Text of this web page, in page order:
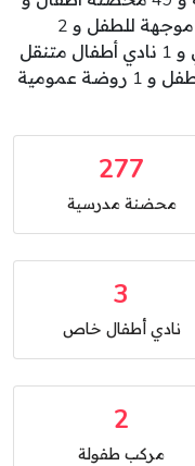
3 نادي أطفال خاص و 2 نادي اعلامية موجهة للطفل و 2
مركب طفولة و 2 نادي أطفال عمومي و 1 نادي أطفال متنقل
و 1 مركز جهوي للإعلامية الموجهة للطفل و 1 روضة عمومية
277
محضنة مدرسية
3
نادي أطفال خاص
2
مركب طفولة